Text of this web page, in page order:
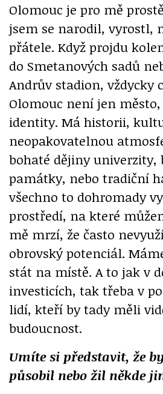
Olomouc je pro mě
jsem se narodil, vyrostl,
přátele. Když projdu
do Smetanových sadů
Andrův stadion, vždycky
Olomouc není jen
identity. Má historii,
neopakovatelnou
bohaté dějiny univerzity,
památky, nebo tradiční
všechno to dohromady
prostředí, na které
mě mrzí, že často
obrovský potenciál.
stát na místě. A to jak v
investicích, tak třeba v
lidí, kteří by tady měli
budoucnost.
Umíte si představit, že
působil nebo žil někde